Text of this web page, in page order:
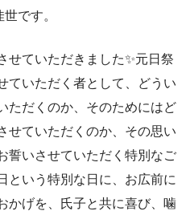
です。
せていただきました✨元日祭
ていただく者として、どうい
ただくのか、そのためにはど
せていただくのか、その思い
誓いさせていただく特別なご
という特別な日に、お広前に
かげを、氏子と共に喜び、噛